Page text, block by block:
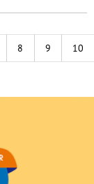
8 9 10